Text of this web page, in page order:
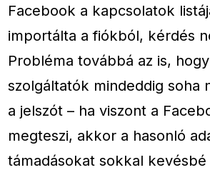
Facebook a kapcsolatok
importálta a fiókból, kérdés
Probléma továbbá az is,
szolgáltatók mindeddig soha
a jelszót – ha viszont a
megteszi, akkor a hasonló
támadásokat sokkal